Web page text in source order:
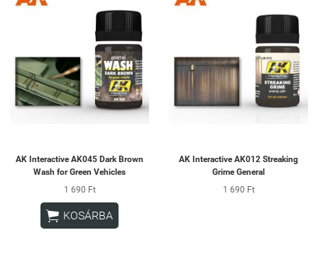
AK Interactive AK045 Dark Brown
Wash for Green Vehicles
1 690 Ft
 KOSÁRBA
AK Interactive AK012 Streaking
Grime General
1 690 Ft